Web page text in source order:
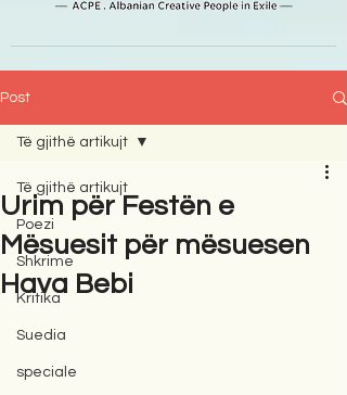
Post
Të gjithë artikujt
Poezi
Shkrime
Kritika
Suedia
speciale
Të gjithë artikujt
Urim për Festën e
Mësuesit për mësuesen
Hava Bebi